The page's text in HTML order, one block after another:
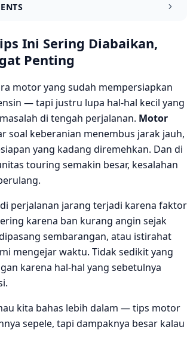
Paling Sering Diabaikan Sebelum
yang Menentukan Stabilitas
Saat Motor Trip Sedang Berlangsung
Istirahat Karena “Masih Kuat”
Rantai dan Oli di Perjalanan
harus dicek sebelum motor trip jarak
motor perlu dilumasi saat perjalanan
Ini Sering Diabaikan,
Penting
motor yang sudah mempersiapkan
— tapi justru lupa hal-hal kecil yang
di tengah perjalanan. Motor
soal keberanian menembus jarak jauh,
yang kadang diremehkan. Dan di
touring semakin besar, kesalahan
perjalanan jarang terjadi karena faktor
karena ban kurang angin sejak
sembarangan, atau istirahat
mengejar waktu. Tidak sedikit yang
karena hal-hal yang sebetulnya
kita bahas lebih dalam — tips motor
sepele, tapi dampaknya besar kalau